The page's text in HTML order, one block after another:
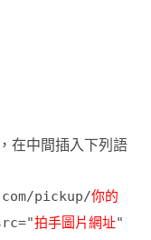
在中間插入下列語
pickup/你的
拍手圖片網址"